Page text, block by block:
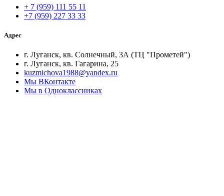
+ 7 (959) 111 55 11
+7 (959) 227 33 33
Адрес
г. Луганск, кв. Солнечный, 3А (ТЦ "Прометей")
г. Луганск, кв. Гагарина, 25
kuzmichova1988@yandex.ru
Мы ВКонтакте
Мы в Одноклассниках